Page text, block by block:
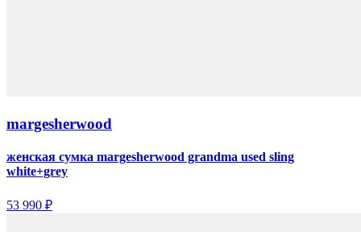
margesherwood
женская сумка margesherwood grandma used sling
white+grey
53 990 ₽